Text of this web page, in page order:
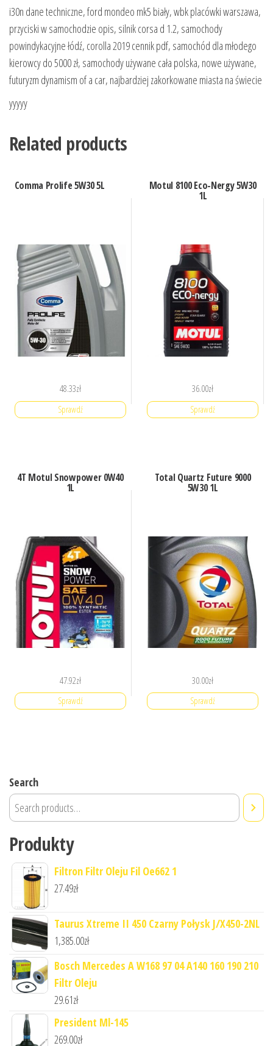
i30n dane techniczne, ford mondeo mk5 biały, wbk placówki warszawa,
przyciski w samochodzie opis, silnik corsa d 1.2, samochody
powindykacyjne łódź, corolla 2019 cennik pdf, samochód dla młodego
kierowcy do 5000 zł, samochody używane cała polska, nowe używane,
futuryzm dynamism of a car, najbardziej zakorkowane miasta na świecie
yyyyy
Related products
Comma Prolife 5W30 5L
48.33zł
Sprawdź
Motul 8100 Eco-Nergy 5W30
1L
36.00zł
Sprawdź
4T Motul Snowpower 0W40
1L
47.92zł
Sprawdź
Total Quartz Future 9000
5W30 1L
30.00zł
Sprawdź
Search
Produkty
Filtron Filtr Oleju Fil Oe662 1
27.49zł
Taurus Xtreme II 450 Czarny Połysk J/X450-2NL
1,385.00zł
Bosch Mercedes A W168 97 04 A140 160 190 210
Filtr Oleju
29.61zł
President Ml-145
269.00zł